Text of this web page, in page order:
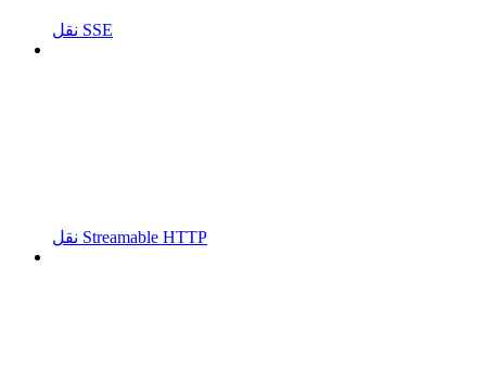
نقل SSE
نقل Streamable HTTP